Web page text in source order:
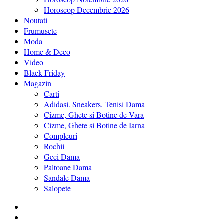
Horoscop Decembrie 2026
Noutati
Frumusete
Moda
Home & Deco
Video
Black Friday
Magazin
Carti
Adidasi. Sneakers. Tenisi Dama
Cizme, Ghete si Botine de Vara
Cizme, Ghete si Botine de Iarna
Compleuri
Rochii
Geci Dama
Paltoane Dama
Sandale Dama
Salopete